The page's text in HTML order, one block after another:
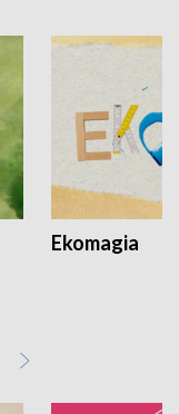
Ekomagia